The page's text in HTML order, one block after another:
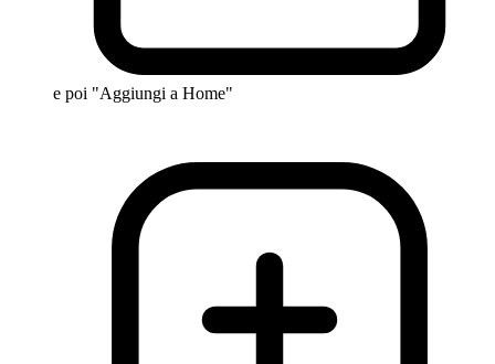
e poi "Aggiungi a Home"